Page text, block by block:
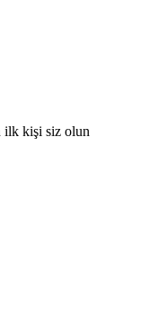
ilk kişi siz olun